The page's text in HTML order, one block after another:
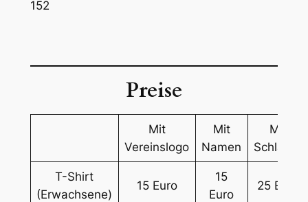
152
Preise
Mit
Vereinslogo
Mit
Namen
Mit
Schläger
T-Shirt
(Erwachsene)
15 Euro
15
Euro
25 Euro